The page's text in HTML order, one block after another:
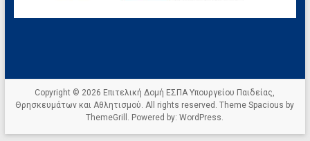
Copyright © 2026 Επιτελική Δομή ΕΣΠΑ Υπουργείου Παιδείας,
Θρησκευμάτων και Αθλητισμού . All rights reserved. ThemeSpacious by
ThemeGrill. Powered by:WordPress